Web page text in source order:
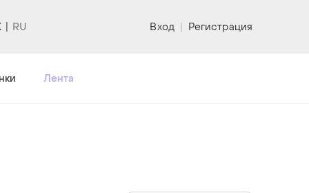
Вход | Регистрация
Лента